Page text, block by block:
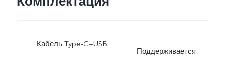
Кабель Type-C—USB
Поддерживается